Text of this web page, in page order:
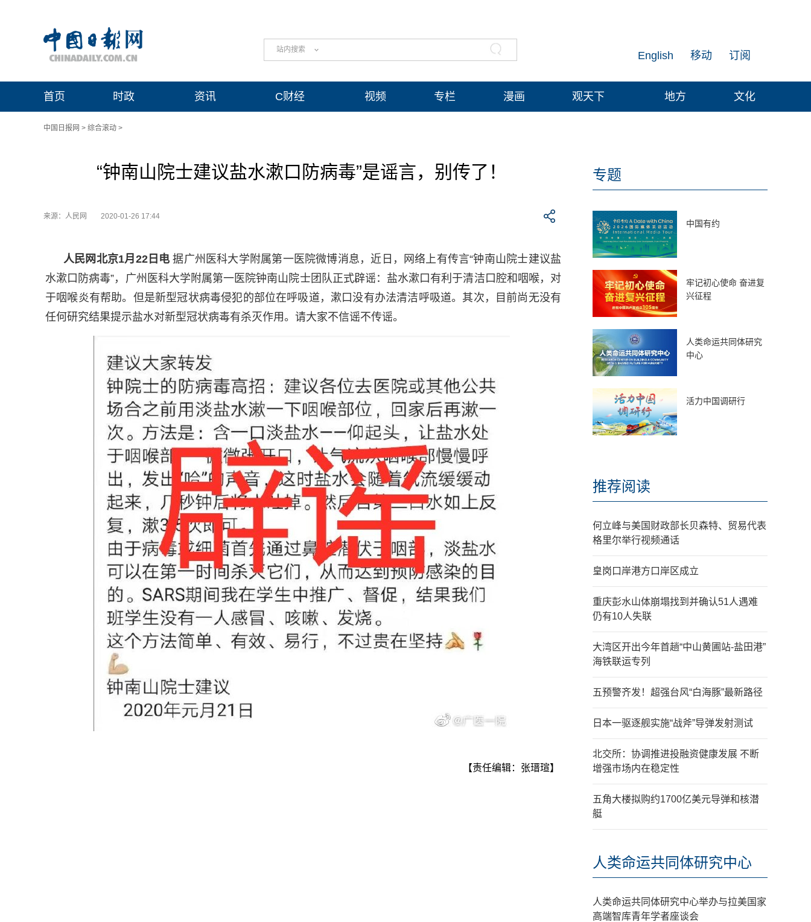
站内搜索 订阅
移动
English
首页 时政 资讯 C财经 视频 专栏 漫画 观天下 地方 文化
中国日报网 > 综合滚动 >
“钟南山院士建议盐水漱口防病毒”是谣言，别传了！
来源：人民网 2020-01-26 17:44
人民网北京1月22日电据广州医科大学附属第一医院微博消息，近日，网络上有传言“钟南山院士建议盐
水漱口防病毒”，广州医科大学附属第一医院钟南山院士团队正式辟谣：盐水漱口有利于清洁口腔和咽喉，对
于咽喉炎有帮助。但是新型冠状病毒侵犯的部位在呼吸道，漱口没有办法清洁呼吸道。其次，目前尚无没有
任何研究结果提示盐水对新型冠状病毒有杀灭作用。请大家不信谣不传谣。
【责任编辑：张瑨瑄】
专题
中国有约
牢记初心使命 奋进复
兴征程
人类命运共同体研究
中心
活力中国调研行
推荐阅读
何立峰与美国财政部长贝森特、贸易代表
格里尔举行视频通话
皇岗口岸港方口岸区成立
重庆彭水山体崩塌找到并确认51人遇难
仍有10人失联
大湾区开出今年首趟“中山黄圃站-盐田港”
海铁联运专列
五预警齐发！超强台风“白海豚”最新路径
日本一驱逐舰实施“战斧”导弹发射测试
北交所：协调推进投融资健康发展 不断
增强市场内在稳定性
五角大楼拟购约1700亿美元导弹和核潜
艇
人类命运共同体研究中心
人类命运共同体研究中心举办与拉美国家
高端智库青年学者座谈会